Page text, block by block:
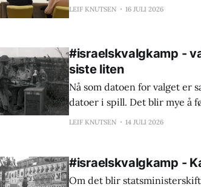
LEIF KNUTSEN 16 JULI 2026
#israelskvalgkamp -
siste liten
Nå som datoen for valget er
datoer i spill. Det blir mye å
LEIF KNUTSEN 14 JULI 2026
#israelskvalgkamp -
Om det blir